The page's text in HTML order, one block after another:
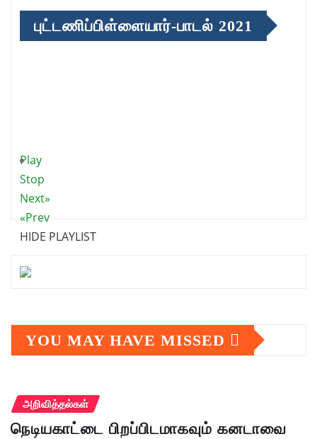
புட்டணிப்பிள்ளையார்-பாடல் 2021
Play
Stop
Next»
«Prev
HIDE PLAYLIST
YOU MAY HAVE MISSED
அறிவித்தல்கள்
நெடியகாட்டை பிறப்பிடமாகவும் கனடாவை